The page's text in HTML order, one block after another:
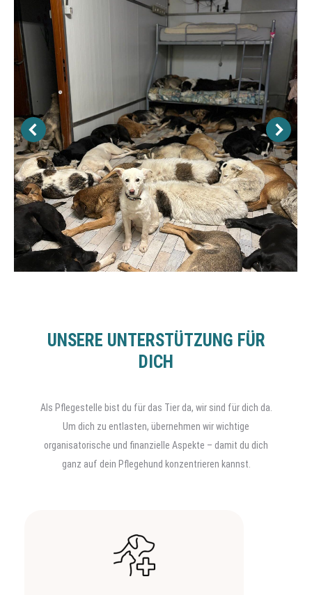
UNSERE UNTERSTÜTZUNG FÜR
DICH
Als Pflegestelle bist du für das Tier da, wir sind für dich da.
Um dich zu entlasten, übernehmen wir wichtige
organisatorische und finanzielle Aspekte – damit du dich
ganz auf dein Pflegehund konzentrieren kannst.